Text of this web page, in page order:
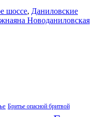
шоссе, Даниловские
на Новоданиловская
Бритье опасной бритвой